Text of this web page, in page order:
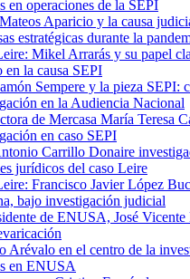
en operaciones de la SEPI
Aparicio y la causa
estratégicas durante la
Mikel Arrarás y su papel
en la causa SEPI
Sempere y la pieza SEPI:
en la Audiencia Nacional
de Mercasa María Teresa
en caso SEPI
Carrillo Donaire
jurídicos del caso Leire
Francisco Javier López
bajo investigación judicial
de ENUSA, José Vicente
Arévalo en el centro de la
en ENUSA